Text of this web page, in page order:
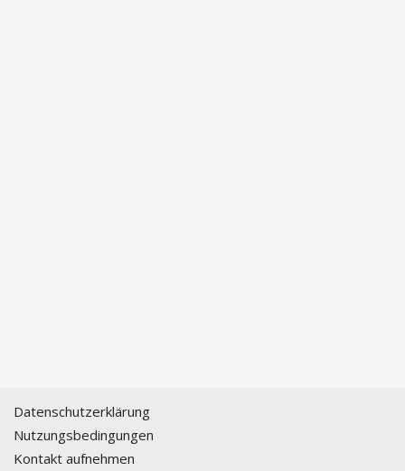
Datenschutzerklärung
Nutzungsbedingungen
Kontakt aufnehmen